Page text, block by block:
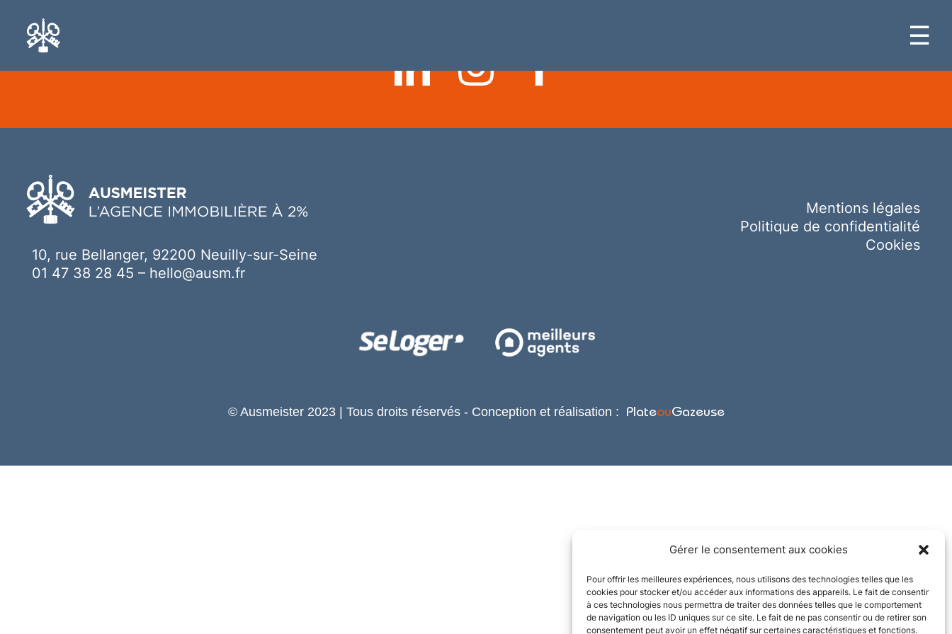
Gérer le consentement aux cookies
Pour offrir les meilleures expériences, nous utilisons des technologies telles que les
cookies pour stocker et/ou accéder aux informations des appareils. Le fait de consentir
à ces technologies nous permettra de traiter des données telles que le comportement
de navigation ou les ID uniques sur ce site. Le fait de ne pas consentir ou de retirer son
consentement peut avoir un effet négatif sur certaines caractéristiques et fonctions.
☰
10, rue Bellanger, 92200 Neuilly-sur-Seine
01 47 38 28 45 – hello@ausm.fr
Mentions légales
Politique de confidentialité
Cookies
© Ausmeister 2023 | Tous droits réservés - Conception et réalisation : PlateouGazeuse